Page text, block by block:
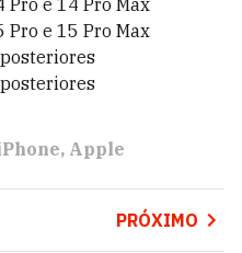
Pro e 14 Pro Max
Pro e 15 Pro Max
Apple
PRÓXIMO